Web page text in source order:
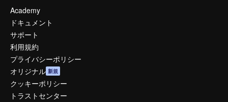
Academy
ドキュメント
サポート
利用規約
プライバシーポリシー
オリジナル 新規
クッキーポリシー
トラストセンター